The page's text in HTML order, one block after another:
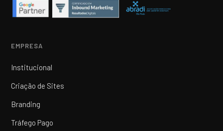
EMPRESA
Institucional
Criação de Sites
Branding
Tráfego Pago